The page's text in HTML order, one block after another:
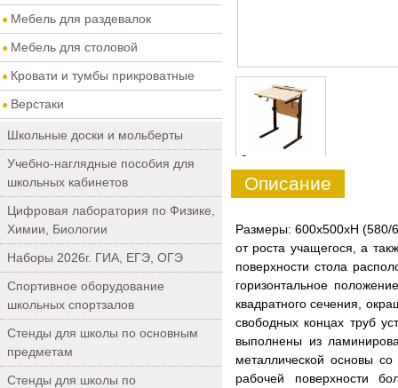
Мебель для раздевалок
Мебель для столовой
Кровати и тумбы прикроватные
Верстаки
Школьные доски и мольберты
Учебно-наглядные пособия для
школьных кабинетов
Цифровая лаборатория по Физике,
Химии, Биологии
Наборы 2026г. ГИА, ЕГЭ, ОГЭ
Спортивное оборудование
школьных спортзалов
Стенды для школы по основным
предметам
Стенды для школы по
0
Описание
Размеры: 600х500хH (580/
от роста учащегося, а
поверхности стола
горизонтальное
квадратного сечения,
свободных концах труб
выполнены из
металлической основы
рабочей поверхности